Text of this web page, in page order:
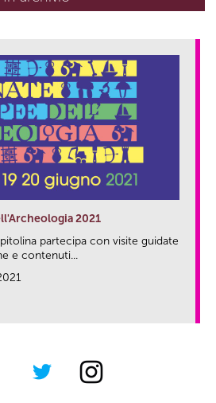
2021
partecipa con visite guidate
e contenuti...